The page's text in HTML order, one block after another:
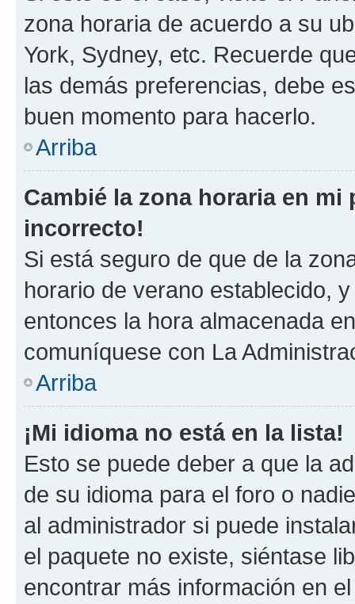
zona horaria de acuerdo a su
York, Sydney, etc. Recuerde
las demás preferencias, debe
buen momento para hacerlo.
Arriba
Cambié la zona horaria en
incorrecto!
Si está seguro de que de la
horario de verano establecido,
entonces la hora almacenada
comuníquese con La
Arriba
¡Mi idioma no está en la lista!
Esto se puede deber a que la
de su idioma para el foro o
al administrador si puede
el paquete no existe, siéntase
encontrar más información en